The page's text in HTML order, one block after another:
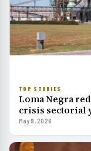
TOP STORIES
Loma Negra
crisis sectorial
May 9, 2026